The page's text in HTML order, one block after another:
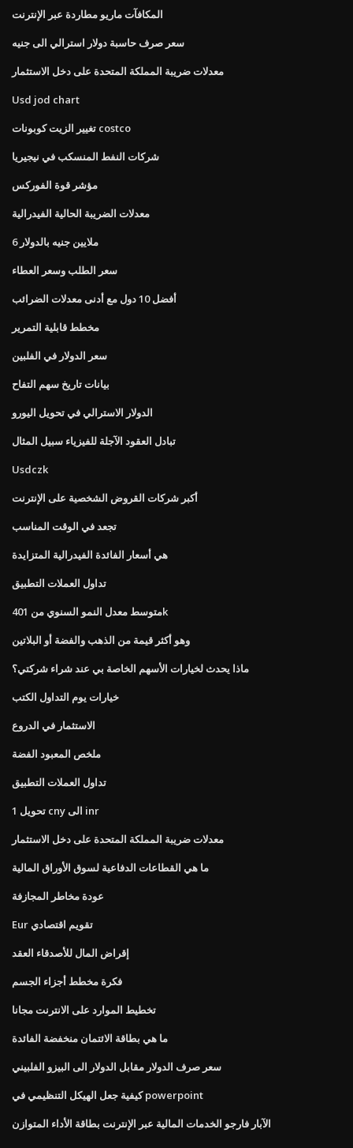
المكافآت ماريو مطاردة عبر الإنترنت
سعر صرف حاسبة دولار استرالي الى جنيه
معدلات ضريبة المملكة المتحدة على دخل الاستثمار
Usd jod chart
تغيير الزيت كوبونات costco
شركات النفط المنسكب في نيجيريا
مؤشر قوة الفوركس
معدلات الضريبة الحالية الفيدرالية
6 ملايين جنيه بالدولار
سعر الطلب وسعر العطاء
أفضل 10 دول مع أدنى معدلات الضرائب
مخطط قابلية التمرير
سعر الدولار في الفلبين
بيانات تاريخ سهم التفاح
الدولار الاسترالي في تحويل اليورو
تبادل العقود الآجلة للفيزياء سبيل المثال
Usdczk
أكبر شركات القروض الشخصية على الإنترنت
تجعد في الوقت المناسب
هي أسعار الفائدة الفيدرالية المتزايدة
تداول العملات التطبيق
متوسط ​​معدل النمو السنوي من 401k
وهو أكثر قيمة من الذهب والفضة أو البلاتين
ماذا يحدث لخيارات الأسهم الخاصة بي عند شراء شركتي؟
خيارات يوم التداول الكتب
الاستثمار في الدروع
ملخص المعبود الفضة
تداول العملات التطبيق
تحويل 1 cny الى inr
معدلات ضريبة المملكة المتحدة على دخل الاستثمار
ما هي القطاعات الدفاعية لسوق الأوراق المالية
عودة مخاطر المجازفة
Eur تقويم اقتصادي
إقراض المال للأصدقاء العقد
فكرة مخطط أجزاء الجسم
تخطيط الموارد على الانترنت مجانا
ما هي بطاقة الائتمان منخفضة الفائدة
سعر صرف الدولار مقابل الدولار الى البيزو الفلبيني
كيفية جعل الهيكل التنظيمي في powerpoint
الآبار فارجو الخدمات المالية عبر الإنترنت بطاقة الأداء المتوازن